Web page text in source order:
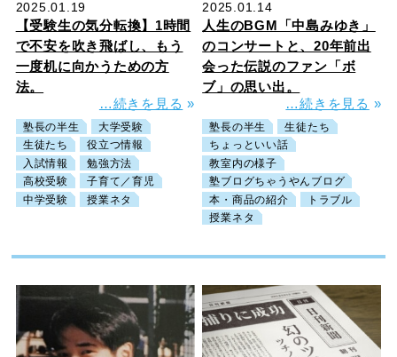
2025.01.19
【受験生の気分転換】1時間
で不安を吹き飛ばし、もう
一度机に向かうための方
法。
…続きを見る »
塾長の半生
大学受験
生徒たち
役立つ情報
入試情報
勉強方法
高校受験
子育て／育児
中学受験
授業ネタ
2025.01.14
人生のBGM「中島みゆき」
のコンサートと、20年前出
会った伝説のファン「ボ
ブ」の思い出。
…続きを見る »
塾長の半生
生徒たち
ちょっといい話
教室内の様子
塾ブログちゃうやんブログ
本・商品の紹介
トラブル
授業ネタ